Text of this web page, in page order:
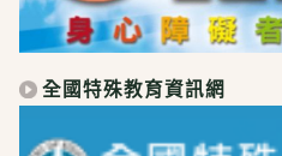
全國特殊教育資訊網